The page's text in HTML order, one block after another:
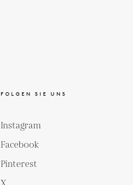
FOLGEN SIE UNS
Instagram
Facebook
Pinterest